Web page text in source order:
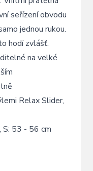
seřízení obvodu
jednou rukou.
hodí zvlášť.
na velké
Relax Slider,
S: 53 - 56 cm